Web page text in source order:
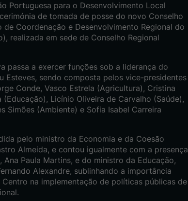
Portuguesa para o Desenvolvimento Local
de tomada de posse do novo Conselho
de Coordenação e Desenvolvimento Regional do
realizada em sede de Conselho Regional
passa a exercer funções sob a liderança do
Esteves, sendo composta pelos vice-presidentes
Conde, Vasco Estrela (Agricultura), Cristina
(Educação), Licínio Oliveira de Carvalho (Saúde),
Simões (Ambiente) e Sofia Isabel Carreira
pelo ministro da Economia e da Coesão
Almeida, e contou igualmente com a presença
Ana Paula Martins, e do ministro da Educação,
Alexandre, sublinhando a importância
Centro na implementação de políticas públicas de